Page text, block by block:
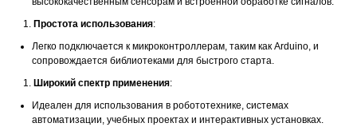
Простота использования:
Легко подключается к микроконтроллерам, таким как Arduino, и
сопровождается библиотеками для быстрого старта.
Широкий спектр применения:
Идеален для использования в робототехнике, системах
автоматизации, учебных проектах и интерактивных установках.